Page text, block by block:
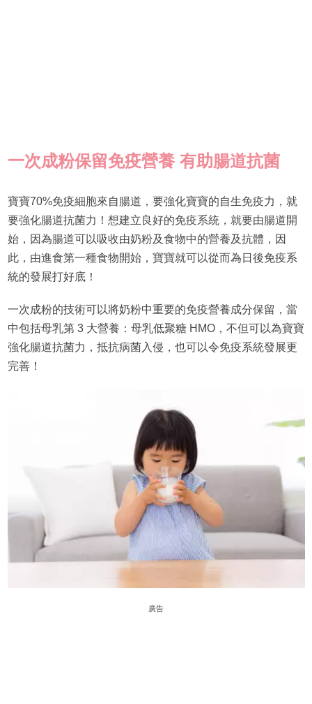
一次成粉保留免疫營養 有助腸道抗菌
寶寶70%免疫細胞來自腸道，要強化寶寶的自生免疫力，就
要強化腸道抗菌力！想建立良好的免疫系統，就要由腸道開
始，因為腸道可以吸收由奶粉及食物中的營養及抗體，因
此，由進食第一種食物開始，寶寶就可以從而為日後免疫系
統的發展打好底！
一次成粉的技術可以將奶粉中重要的免疫營養成分保留，當
中包括母乳第 3 大營養：母乳低聚糖 HMO，不但可以為寶寶
強化腸道抗菌力，抵抗病菌入侵，也可以令免疫系統發展更
完善！
廣告